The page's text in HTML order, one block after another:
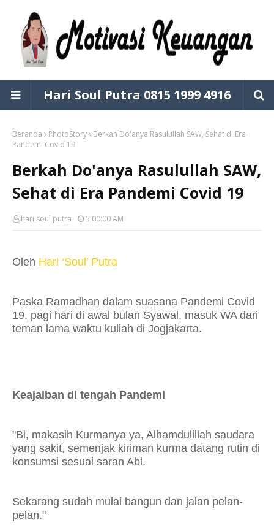
Hari Soul Putra 0815 1999 4916
Beranda PhotoStory
Berkah Do'anya Rasulullah SAW, Sehat di Era
Pandemi Covid 19
Berkah Do'anya Rasulullah SAW,
Sehat di Era Pandemi Covid 19
hari soul putra 5:00:00 AM
Oleh Hari ‘Soul’ Putra
Paska Ramadhan dalam suasana Pandemi Covid
19, pagi hari di awal bulan Syawal, masuk WA dari
teman lama waktu kuliah di Jogjakarta.
Keajaiban di tengah Pandemi
"Bi, makasih Kurmanya ya, Alhamdulillah saudara
yang sakit, semenjak kiriman kurma datang rutin di
konsumsi sesuai saran Abi.
Sekarang sudah mulai bangun dan jalan pelan-
pelan."